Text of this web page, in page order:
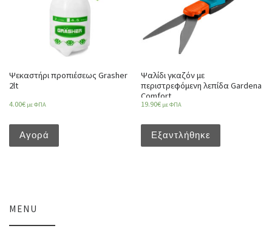
Ψεκαστήρι προπιέσεως Grasher
2lt
4.00€ με ΦΠΑ
Αγορά
Ψαλίδι γκαζόν με
περιστρεφόμενη λεπίδα Gardena
Comfort
19.90€ με ΦΠΑ
Εξαντλήθηκε
MENU